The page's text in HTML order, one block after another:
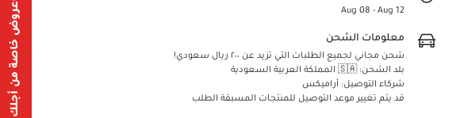
Aug 08 - Aug 12
معلومات الشحن
شحن مجاني لجميع الطلبات التي تزيد عن ٢٠٠ ريال سعودي!
بلد الشحن: 🇸🇦 المملكة العربية السعودية
شركاء التوصيل: أراميكس
قد يتم تغيير موعد التوصيل للمنتجات المسبقة الطلب
عروض خاصة من أجلك